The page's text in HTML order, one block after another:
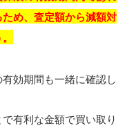
め、査定額から減額対
効期間も一緒に確認し
有利な金額で買い取り